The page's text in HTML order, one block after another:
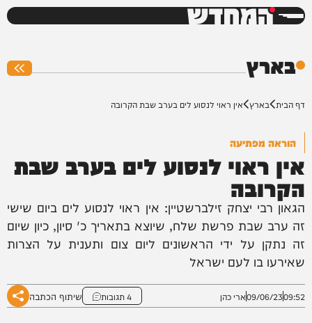
המחדש
בארץ
דף הבית בארץ אין ראוי לנסוע לים בערב שבת הקרובה
הוראה מפתיעה
אין ראוי לנסוע לים בערב שבת
הקרובה
הגאון רבי יצחק זילברשטיין: אין ראוי לנסוע לים ביום שישי
זה ערב שבת פרשת שלח, שיוצא בתאריך כ' סיון, כיון שיום
זה נתקן על ידי הראשונים ליום צום ותענית על הצרות
שאירעו בו לעם ישראל
09:52
09/06/23ארי כהן 4 תגובות שיתוף הכתבה